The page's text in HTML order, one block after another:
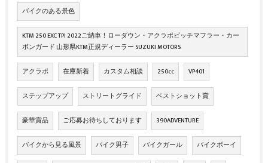
バイクのある景色
KTM 250 EXC TPI 2022ご納車！ローダウン・アクラポビッチマフラー・カー
ボンガード 山形県KTM正規ディーラー SUZUKI MOTORS
アクラポ 在庫新着 カスタム相談 250cc VP401
ステップアップ ストリートグライド ベストショット賞
豪華賞品 ご応募お待ちしております 390ADVENTURE
バイクから見る風景 バイク男子 バイクガール バイクボーイ